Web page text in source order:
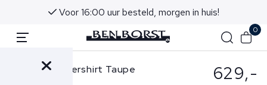
Voor 16:00 uur besteld, morgen in huis!
0
Pescarolo Overshirt Taupe 629,-